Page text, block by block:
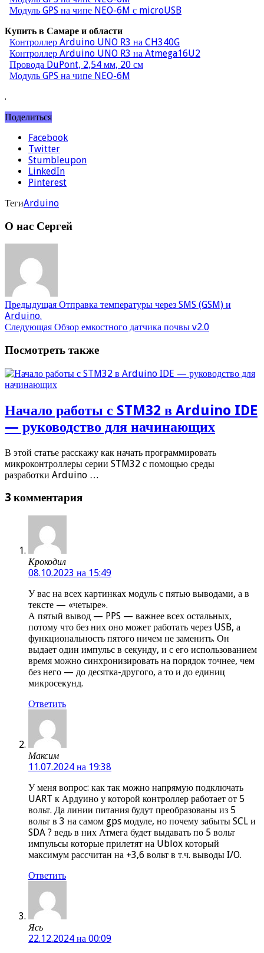
Модуль GPS на чипе NEO-6M с microUSB
Купить в Самаре и области
Контроллер Arduino UNO R3 на CH340G
Контроллер Arduino UNO R3 на Atmega16U2
Провода DuPont, 2,54 мм, 20 см
Модуль GPS на чипе NEO-6M
.
Поделиться
Facebook
Twitter
Stumbleupon
LinkedIn
Pinterest
ТегиArduino
О нас Сергей
Предыдущая Отправка температуры через SMS (GSM) и
Arduino.
Следующая Обзор емкостного датчика почвы v2.0
Посмотреть также
Начало работы с STM32 в Arduino IDE
— руководство для начинающих
В этой статье расскажу как начать программировать
микроконтроллеры серии STM32 с помощью среды
разработки Arduino …
3 комментария
Крокодил
08.10.2023 на 15:49
У вас на всех картинках модуль с пятью выводами, а в
тексте — «четыре».
А пятый вывод — PPS — важнее всех остальных,
потому что без них оно может работать через USB, а
функциональность пятого ничем не заменить. Он
выдает один импульс в секунду, и с его использованием
время можно синхронизировать на порядок точнее, чем
без него — до десятка-другого, а то и до единиц
микросекунд.
Ответить
Максим
11.07.2024 на 19:38
У меня вопрос: как так можно напрямую подключать
UART к Ардуино у которой контроллер работает от 5
вольт. Да линии питания будут преобразованы из 5
вольт в 3 на самом gps модуле, но почему забыты SCL и
SDA ? ведь в них Атмега будет выдавать по 5 вольт
импульсы которые прилетят на Ublox который
максимум рассчитан на +3,6 вольт в т.ч. выводы I/O.
Ответить
Ясь
22.12.2024 на 00:09